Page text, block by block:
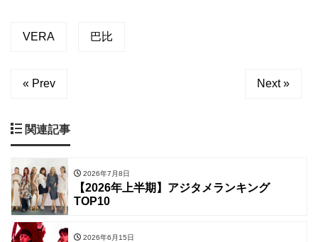
VERA 巴比
« Prev Next »
関連記事
2026年7月8日
【2026年上半期】アジタメランキング
TOP10
2026年6月15日